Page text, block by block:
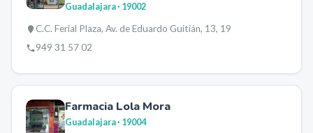
Guadalajara· 19002
C.C. Ferial Plaza, Av. de Eduardo Guitián, 13, 19
949 31 57 02
Farmacia Lola Mora
Guadalajara· 19004